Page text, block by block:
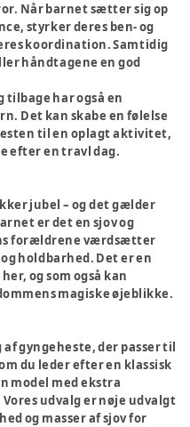
Når barnet sætter sig op
styrker deres ben- og
koordination. Samtidig
håndtagene en god
tilbage har også en
Det kan skabe en følelse
til en oplagt aktivitet,
efter en travl dag.
jubel – og det gælder
er det en sjov og
forældrene værdsætter
holdbarhed. Det er en
og som også kan
magiske øjeblikke.
gyngeheste, der passer til
du leder efter en klassisk
model med ekstra
udvalg er nøje udvalgt
og masser af sjov for